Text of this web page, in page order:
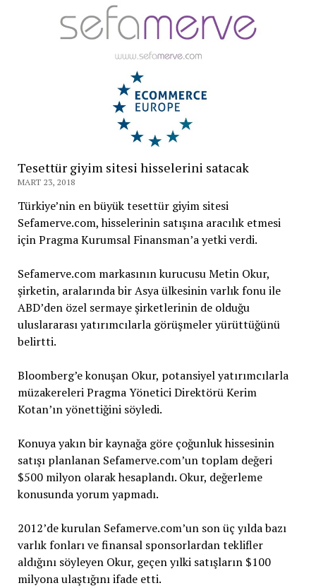
Tesettür giyim sitesi hisselerini satacak
MART 23, 2018
Türkiye’nin en büyük tesettür giyim sitesi
Sefamerve.com, hisselerinin satışına aracılık etmesi
için Pragma Kurumsal Finansman’a yetki verdi.
Sefamerve.com markasının kurucusu Metin Okur,
şirketin, aralarında bir Asya ülkesinin varlık fonu ile
ABD’den özel sermaye şirketlerinin de olduğu
uluslararası yatırımcılarla görüşmeler yürüttüğünü
belirtti.
Bloomberg’e konuşan Okur, potansiyel yatırımcılarla
müzakereleri Pragma Yönetici Direktörü Kerim
Kotan’ın yönettiğini söyledi.
Konuya yakın bir kaynağa göre çoğunluk hissesinin
satışı planlanan Sefamerve.com’un toplam değeri
$500 milyon olarak hesaplandı. Okur, değerleme
konusunda yorum yapmadı.
2012’de kurulan Sefamerve.com’un son üç yılda bazı
varlık fonları ve finansal sponsorlardan teklifler
aldığını söyleyen Okur, geçen yılki satışların $100
milyona ulaştığını ifade etti.